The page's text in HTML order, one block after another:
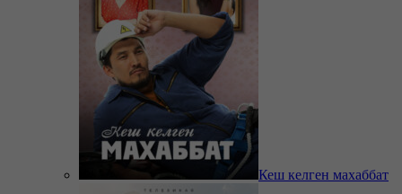
Кеш келген махаббат